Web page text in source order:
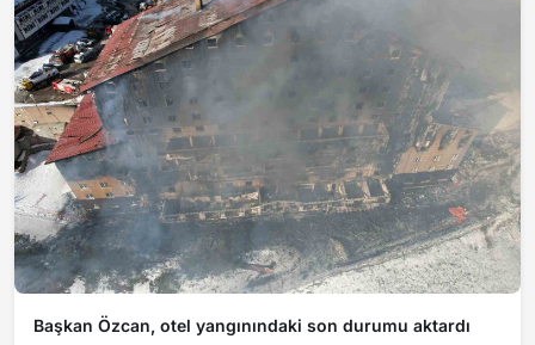
Başkan Özcan, otel yangınındaki son durumu aktardı